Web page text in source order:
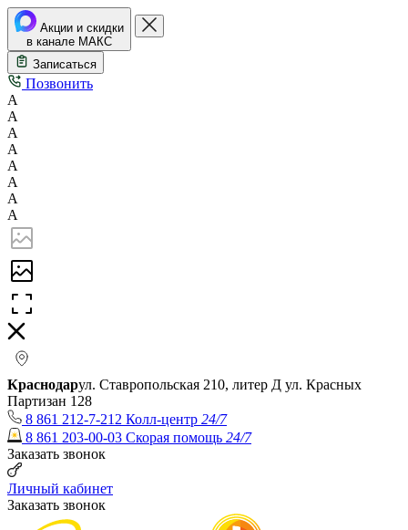
Акции и скидки
в канале МАКС
Записаться
Позвонить
А
А
А
А
А
А
А
А
Краснодарул. Ставропольская 210, литер Д ул. Красных
Партизан 128
8 861 212-7-212 Колл-центр 24/7
8 861 203-00-03 Скорая помощь 24/7
Заказать звонок
Личный кабинет
Заказать звонок